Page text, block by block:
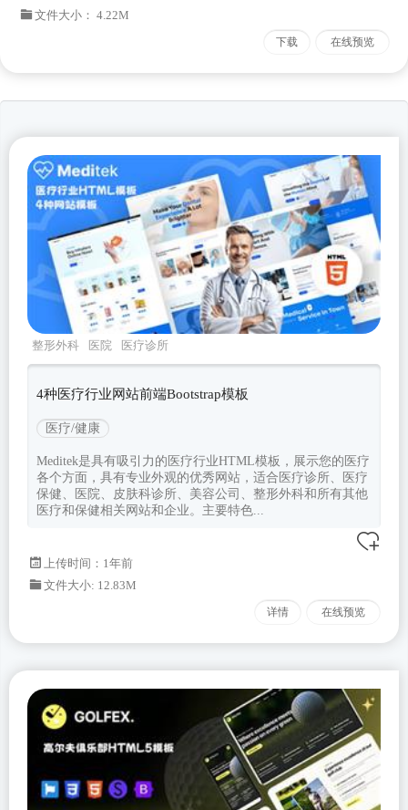
文件大小： 4.22M
下载 在线预览
整形外科 医院
医疗诊所
meditek
Bootstrapv530
4种医疗行业网站前端Bootstrap模板
医疗/健康
Meditek是具有吸引力的医疗行业HTML模板，展示您的医疗
各个方面，具有专业外观的优秀网站，适合医疗诊所、医疗
保健、医院、皮肤科诊所、美容公司、整形外科和所有其他
医疗和保健相关网站和企业。主要特色...
上传时间：1年前
文件大小: 12.83M
详情 在线预览